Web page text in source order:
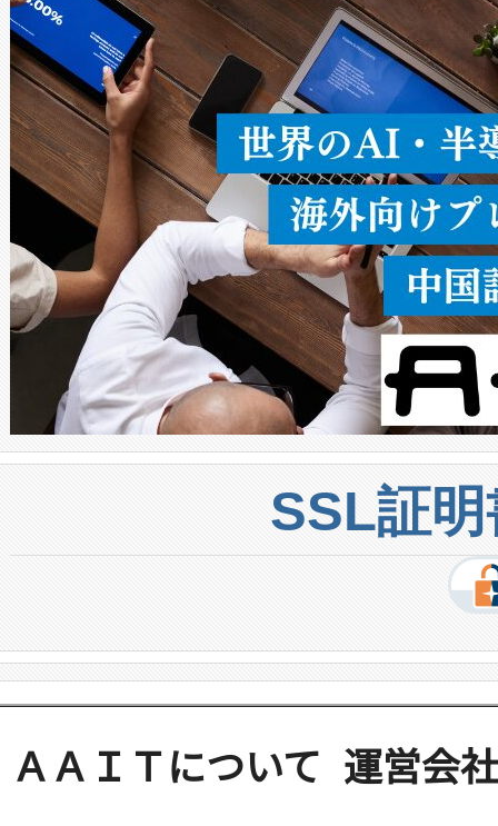
ることなく、単一のデバイス
うにします。遠距離まで届く
密度なスキャ […]
SSL証
ＡＡＩＴについて 運営会社